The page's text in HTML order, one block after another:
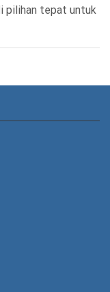
pilihan tepat untuk